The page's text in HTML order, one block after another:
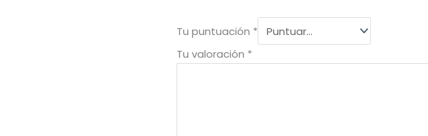
Tu puntuación *
Tu valoración *